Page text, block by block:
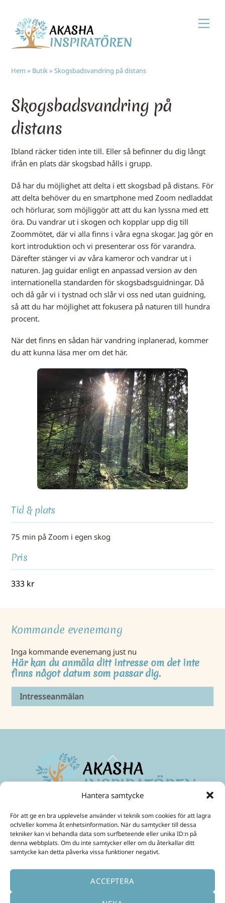
Hantera samtycke
För att ge en bra upplevelse använder vi teknik som cookies för att lagra
och/eller komma åt enhetsinformation. När du samtycker till dessa
tekniker kan vi behandla data som surfbeteende eller unika ID:n på
denna webbplats. Om du inte samtycker eller om du återkallar ditt
samtycke kan detta påverka vissa funktioner negativt.
ACCEPTERA
content
Hem » Butik» Skogsbadsvandring på distans
Skogsbadsvandring på
distans
Ibland räcker tiden inte till. Eller så befinner du dig långt
ifrån en plats där skogsbad hålls i grupp.
Då har du möjlighet att delta i ett skogsbad på distans. För
att delta behöver du en smartphone med Zoom nedladdat
och hörlurar, som möjliggör att att du kan lyssna med ett
öra. Du vandrar ut i skogen och kopplar upp dig till
Zoommötet, där vi alla finns i våra egna skogar. Jag gör en
kort introduktion och vi presenterar oss för varandra.
Därefter stänger vi av våra kameror och vandrar ut i
naturen. Jag guidar enligt en anpassad version av den
internationella standarden för skogsbadsguidningar. Då
och då går vi i tystnad och slår vi oss ned utan guidning,
så att du har möjlighet att fokusera på naturen till hundra
procent.
När det finns en sådan här vandring inplanerad, kommer
du att kunna läsa mer om det här.
Tid & plats
75 min på Zoom i egen skog
Pris
333 kr
Kommande evenemang
Inga kommande evenemang just nu
Här kan du anmäla ditt intresse om det inte
finns något datum som passar dig.
Intresseanmälan
To
Top
Maximera ditt medvetande
Mobil:070-299 33 31
E-Post:ulrika@akashainspiratoren.se
SOCIALA MEDIER